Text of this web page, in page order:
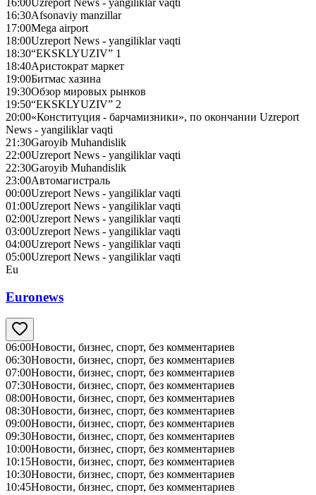
16:30Afsonaviy manzillar
17:00Mega airport
18:00Uzreport News - yangiliklar vaqti
18:30“EKSKLYUZIV” 1
18:40Аристократ маркет
19:00Битмас хазина
19:30Обзор мировых рынков
19:50“EKSKLYUZIV” 2
20:00«Конституция - барчамизники», по окончании Uzreport
News - yangiliklar vaqti
21:30Garoyib Muhandislik
22:00Uzreport News - yangiliklar vaqti
22:30Garoyib Muhandislik
23:00Автомагистраль
00:00Uzreport News - yangiliklar vaqti
01:00Uzreport News - yangiliklar vaqti
02:00Uzreport News - yangiliklar vaqti
03:00Uzreport News - yangiliklar vaqti
04:00Uzreport News - yangiliklar vaqti
05:00Uzreport News - yangiliklar vaqti
Eu
Euronews
06:00Новости, бизнес, спорт, без комментариев
06:30Новости, бизнес, спорт, без комментариев
07:00Новости, бизнес, спорт, без комментариев
07:30Новости, бизнес, спорт, без комментариев
08:00Новости, бизнес, спорт, без комментариев
08:30Новости, бизнес, спорт, без комментариев
09:00Новости, бизнес, спорт, без комментариев
09:30Новости, бизнес, спорт, без комментариев
10:00Новости, бизнес, спорт, без комментариев
10:15Новости, бизнес, спорт, без комментариев
10:30Новости, бизнес, спорт, без комментариев
10:45Новости, бизнес, спорт, без комментариев